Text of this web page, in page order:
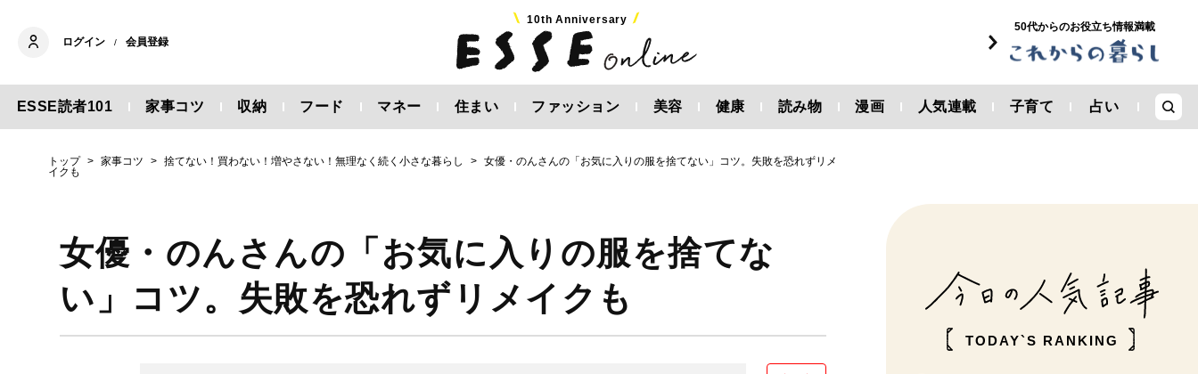
ログイン / 会員登録
10th Anniversary
50代からのお役立ち情報満載
ESSE読者101 家事コツ 収納 フード マネー 住まい ファッション 美容 健康 読み物 漫画 人気連載 子育て 占い
トップ 家事コツ 捨てない！買わない！増やさない！無理なく続く小さな暮らし
女優・のんさんの「お気に入りの服を捨てない」コツ。失敗を恐れずリメ
イクも
女優・のんさんの「お気に入りの服を捨てな
い」コツ。失敗を恐れずリメイクも
TODAY`S RANKING